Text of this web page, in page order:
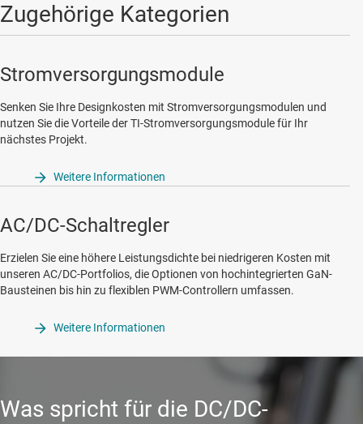
Zugehörige Kategorien
Stromversorgungsmodule
Senken Sie Ihre Designkosten mit Stromversorgungsmodulen und
nutzen Sie die Vorteile der TI-Stromversorgungsmodule für Ihr
nächstes Projekt.
Weitere Informationen
AC/DC-Schaltregler
Erzielen Sie eine höhere Leistungsdichte bei niedrigeren Kosten mit
unseren AC/DC-Portfolios, die Optionen von hochintegrierten GaN-
Bausteinen bis hin zu flexiblen PWM-Controllern umfassen.
Weitere Informationen
Was spricht für die DC/DC-